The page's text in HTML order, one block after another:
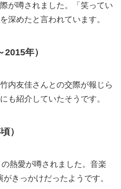
が噂されました。「笑ってい
深めたと言われています。
年）
内友佳さんとの交際が報じら
も紹介していたそうです。
）
熱愛が噂されました。音楽
きっかけだったようです。